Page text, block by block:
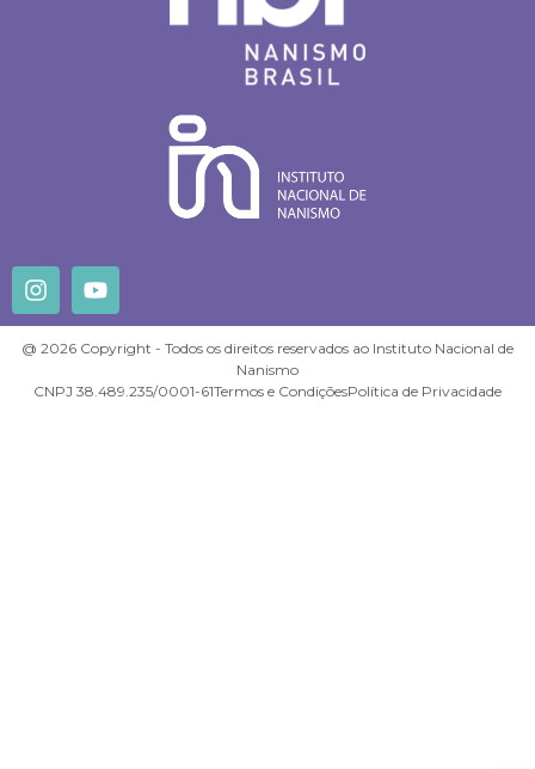
@ 2026 Copyright - Todos os direitos reservados ao Instituto Nacional de
Nanismo
CNPJ 38.489.235/0001-61Termos e CondiçõesPolítica de Privacidade